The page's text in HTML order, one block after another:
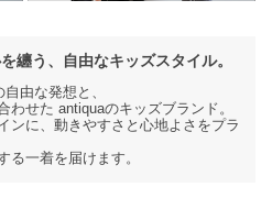
纏う、自由なキッズスタイル。
由な発想と、
わせた antiquaのキッズブランド。
ンに、動きやすさと心地よさをプラ
る一着を届けます。